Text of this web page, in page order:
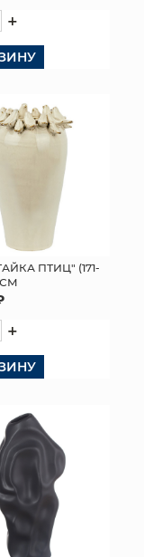
+
ПТИЦ" (171-
СМ
+